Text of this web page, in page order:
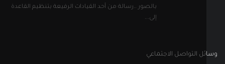
بالصور ..رسالة من أحد القيادات الرفيعة بتنظيم القاعدة
التواصل الاجتماعي